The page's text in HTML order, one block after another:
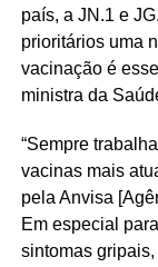
país, a JN.1 e
prioritários uma
vacinação é
ministra da
“Sempre
vacinas mais
pela Anvisa
Em especial
sintomas